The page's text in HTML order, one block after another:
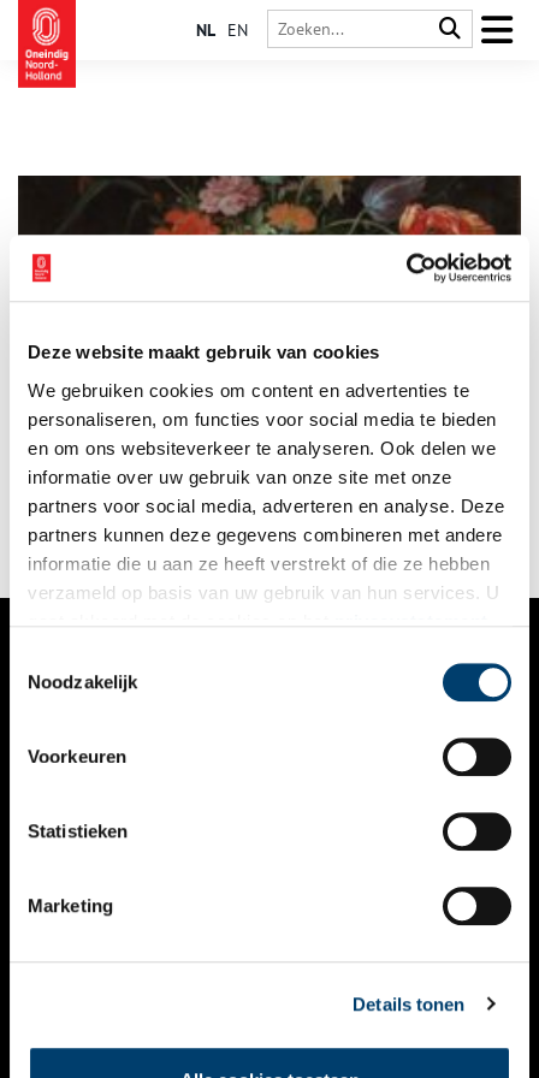
Deze website maakt gebruik van cookies
We gebruiken cookies om content en advertenties te
personaliseren, om functies voor social media te bieden
en om ons websiteverkeer te analyseren. Ook delen we
informatie over uw gebruik van onze site met onze
partners voor social media, adverteren en analyse. Deze
partners kunnen deze gegevens combineren met andere
informatie die u aan ze heeft verstrekt of die ze hebben
verzameld op basis van uw gebruik van hun services. U
Noodzakelijk
Voorkeuren
Statistieken
Marketing
Details tonen
NL EN
Dat de Amsterdamse grachten vroeger niet al te aangenaam
roken, zal niemand verbazen. Maar er zijn slechts weinig
mensen die zich nog de lucht kunnen herinneren van
kalkovens of bleekvelden. En wat te denken van mirre of
ambergrijs, geuren die lang geleden uit ons collectieve
geurpalet verdwenen zijn? Duik met ons in het kleurrijke
bouquet van de zeventiende eeuw.
VERHALEN
KALENDER
THEMA’S
VIDEO’S
CONTACT